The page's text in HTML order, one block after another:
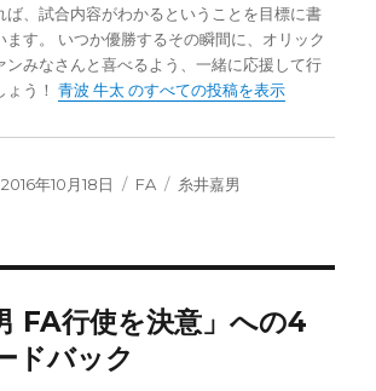
ば、試合内容がわかるということを目標に書
ます。 いつか優勝するその瞬間に、オリック
ンみなさんと喜べるよう、一緒に応援して行
ょう！青波 牛太 のすべての投稿を表示
投
2016年10月18日
カ
FA
タ
糸井嘉男
FA行使を決意」への4
ドバック